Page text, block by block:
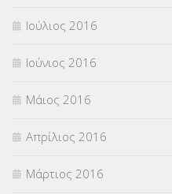
Ιούλιος 2016
Ιούνιος 2016
Μάιος 2016
Απρίλιος 2016
Μάρτιος 2016